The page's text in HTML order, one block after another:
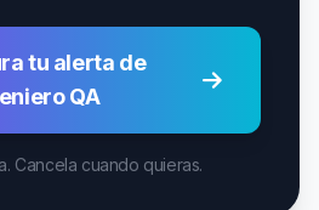
tu alerta de
QA
Cancela cuando quieras.